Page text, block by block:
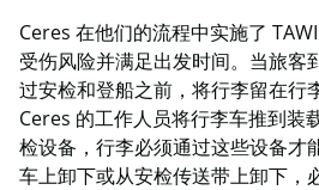
Ceres 在他们的流程中实施了 TAWI
受伤风险并满足出发时间。当旅客
过安检和登船之前，将行李留在行
Ceres 的工作人员将行李车推到装
检设备，行李必须通过这些设备才
车上卸下或从安检传送带上卸下，